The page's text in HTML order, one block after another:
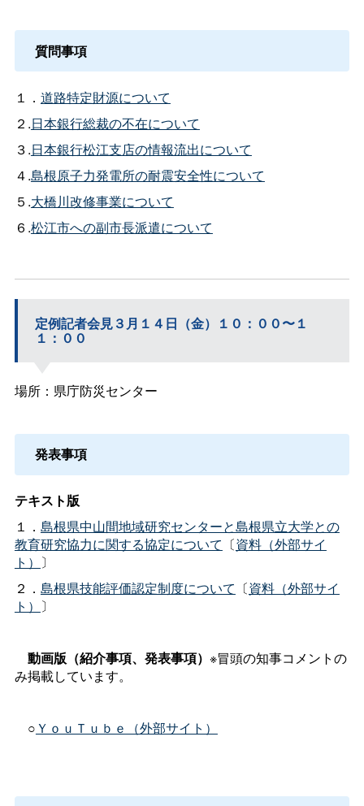
質問事項
１． 道路特定財源について
２.日本銀行総裁の不在について
３.日本銀行松江支店の情報流出について
４.島根原子力発電所の耐震安全性について
５.大橋川改修事業について
６.松江市への副市長派遣について
定例記者会見３月１４日（金）１０：００〜１
１：００
場所：県庁防災センター
発表事項
テキスト版
１． 島根県中山間地域研究センターと島根県立大学との
教育研究協力に関する協定について 〔資料（外部サイ
ト） 〕
２． 島根県技能評価認定制度について 〔資料（外部サイ
ト） 〕
動画版（紹介事項、発表事項） ※冒頭の知事コメントの
み掲載しています。
○ＹｏｕＴｕｂｅ（外部サイト）